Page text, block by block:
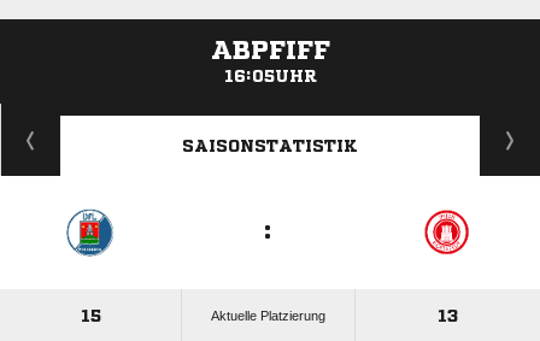
ABPFIFF
16:05UHR
ANZEIGE
SAISONSTATISTIK
:
15 Aktuelle Platzierung 13